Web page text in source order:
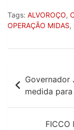
Tags: ALVOROÇO,
OPERAÇÃO MIDAS,
de
Post
Governador
medida
FICCO